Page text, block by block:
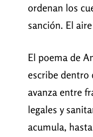
ordenan los
sanción. El
El poema de
escribe dentro
avanza entre
legales y
acumula,